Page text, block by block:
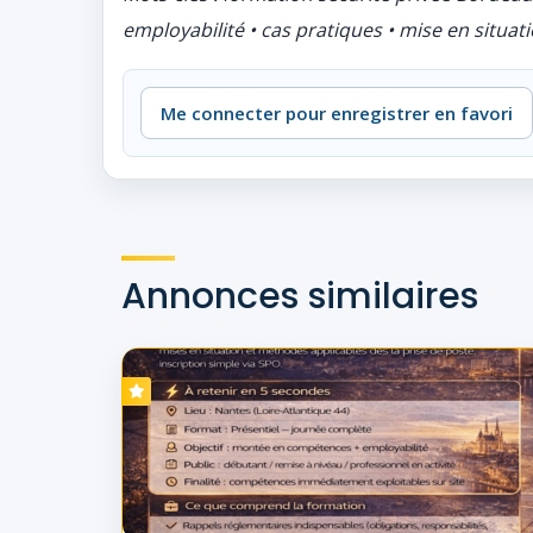
employabilité • cas pratiques • mise en
Me connecter pour enregistrer en favori
Annonces similaires